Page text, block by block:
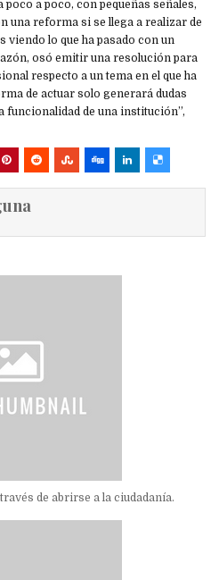
a poco, con pequeñas señales,
una reforma si se llega a realizar de
viendo lo que ha pasado con un
osó emitir una resolución para
respecto a un tema en el que ha
de actuar solo generará dudas
funcionalidad de una institución”,
de abrirse a la ciudadanía.